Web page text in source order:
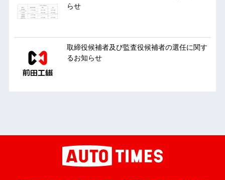
らせ
取締役候補者及び監査役候補者の選任に関す
るお知らせ